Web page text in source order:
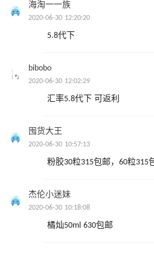
海淘一一族
2020-06-30 12:20:20
5.8代下
bibobo
2020-06-30 12:02:29
汇率5.8代下 可返利
囤货大王
2020-06-30 10:57:13
粉胶30粒315包邮，60粒
杰伦小迷妹
2020-06-30 10:18:08
橘灿50ml 630包邮